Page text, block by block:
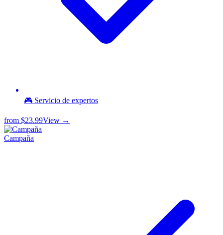
🎮 Servicio de expertos
from $23.99View →
Campaña